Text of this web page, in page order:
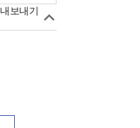
내보내기